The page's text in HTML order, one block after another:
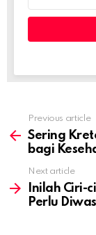
more
Previous article
Sering
bagi
Next article
Inilah Ciri-
Perlu